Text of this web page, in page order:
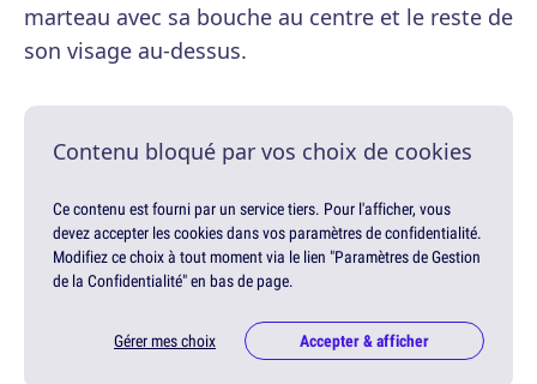
marteau avec sa bouche au centre et le reste de
son visage au-dessus.
Contenu bloqué par vos choix de cookies
Ce contenu est fourni par un service tiers. Pour l'afficher, vous
devez accepter les cookies dans vos paramètres de confidentialité.
Modifiez ce choix à tout moment via le lien "Paramètres de Gestion
de la Confidentialité" en bas de page.
Gérer mes choix Accepter & afficher